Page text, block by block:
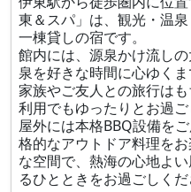
東＆スパ」は、観光・温
一棟貸しの宿です。
館内には、源泉かけ流し
泉を好きな時間に心ゆく
家族やご友人との旅行は
利用でもゆったりとお過ご
屋外には本格BBQ設備を
格的なアウトドア料理を
な空間で、熱海の心地よ
るひとときをお過ごしくだ